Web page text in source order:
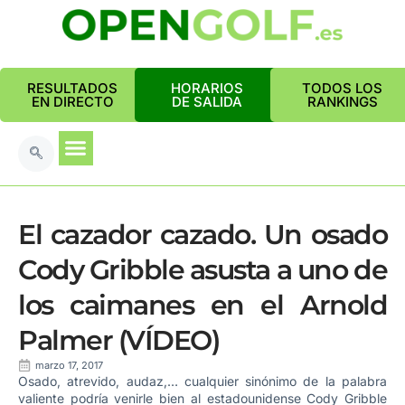
RESULTADOS
EN DIRECTO
HORARIOS
DE SALIDA
TODOS LOS
RANKINGS
El cazador cazado. Un osado
Cody Gribble asusta a uno de
los caimanes en el Arnold
Palmer (VÍDEO)
marzo 17, 2017
Osado, atrevido, audaz,… cualquier sinónimo de la palabra
valiente podría venirle bien al estadounidense Cody Gribble